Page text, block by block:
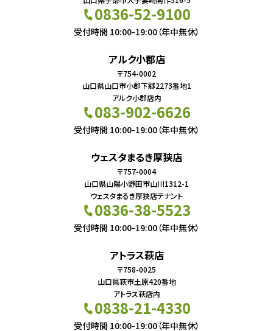
0836-52-9100
受付時間 10:00-19:00（年中無休）
アルク小郡店
〒754-0002
山口県山口市小郡下郷2273番地1
アルク小郡店内
083-902-6626
受付時間 10:00-19:00（年中無休）
ウェスタまるき厚狭店
〒757-0004
山口県山陽小野田市山川1312-1
ウェスタまるき厚狭店テナント
0836-38-5523
受付時間 10:00-19:00（年中無休）
アトラス萩店
〒758-0025
山口県萩市土原420番地
アトラス萩店内
0838-21-4330
受付時間 10:00-19:00（年中無休）